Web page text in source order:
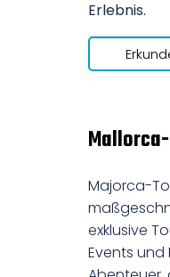
Erlebnis.
Majorca-
exklusive
Events